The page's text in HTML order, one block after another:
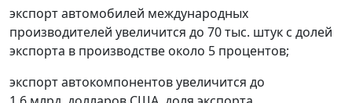
экспорт автомобилей международных
производителей увеличится до 70 тыс. штук с долей
экспорта в производстве около 5 процентов;
экспорт автокомпонентов увеличится до